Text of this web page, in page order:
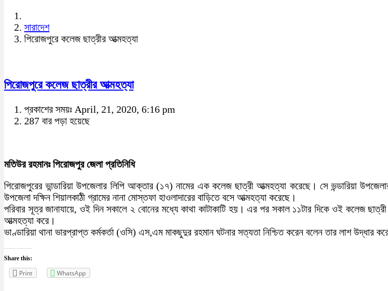
সারাদেশ
পিরোজপুরে কলেজ ছাত্রীর আত্মহত্যা
পিরোজপুরে কলেজ ছাত্রীর আত্মহত্যা
প্রকাশের সময়ঃ April, 21, 2020, 6:16 pm
287 বার পড়া হয়েছে
মতিউর রহমানঃ পিরোজপুর জেলা প্রতিনিধি
পিরোজপুরের ভান্ডারিয়া উপজেলার লিপি আক্তার (১৭) নামের এক কলেজ ছাত্রী আত্মহত্যা করেছে। সে ভন্ডারিয়া
উপজেলা দক্ষিন শিয়ালকাঠী গ্রামের নানা মোস্তফা হাওলাদারের বাড়িতে বসে আত্মহত্যা করেছে।
পরিবার সূত্র জানাযায়ে, ওই দিন সকালে ২ বোনের মধ্যে কাথা কাটাকাটি হয়। এর পর সকাল ১১টার দিকে ওই কলেজ
আত্মহত্যা করে।
ভাণ্ডারিয়া থানা ভারপ্রাপ্ত কর্মকর্তা (ওসি) এস,এম মাকছুদুর রহমান ঘটনার সত্যতা নিশ্চিত করেন বলেন তার লাশ উদ্ধার
Share this:
Print WhatsApp